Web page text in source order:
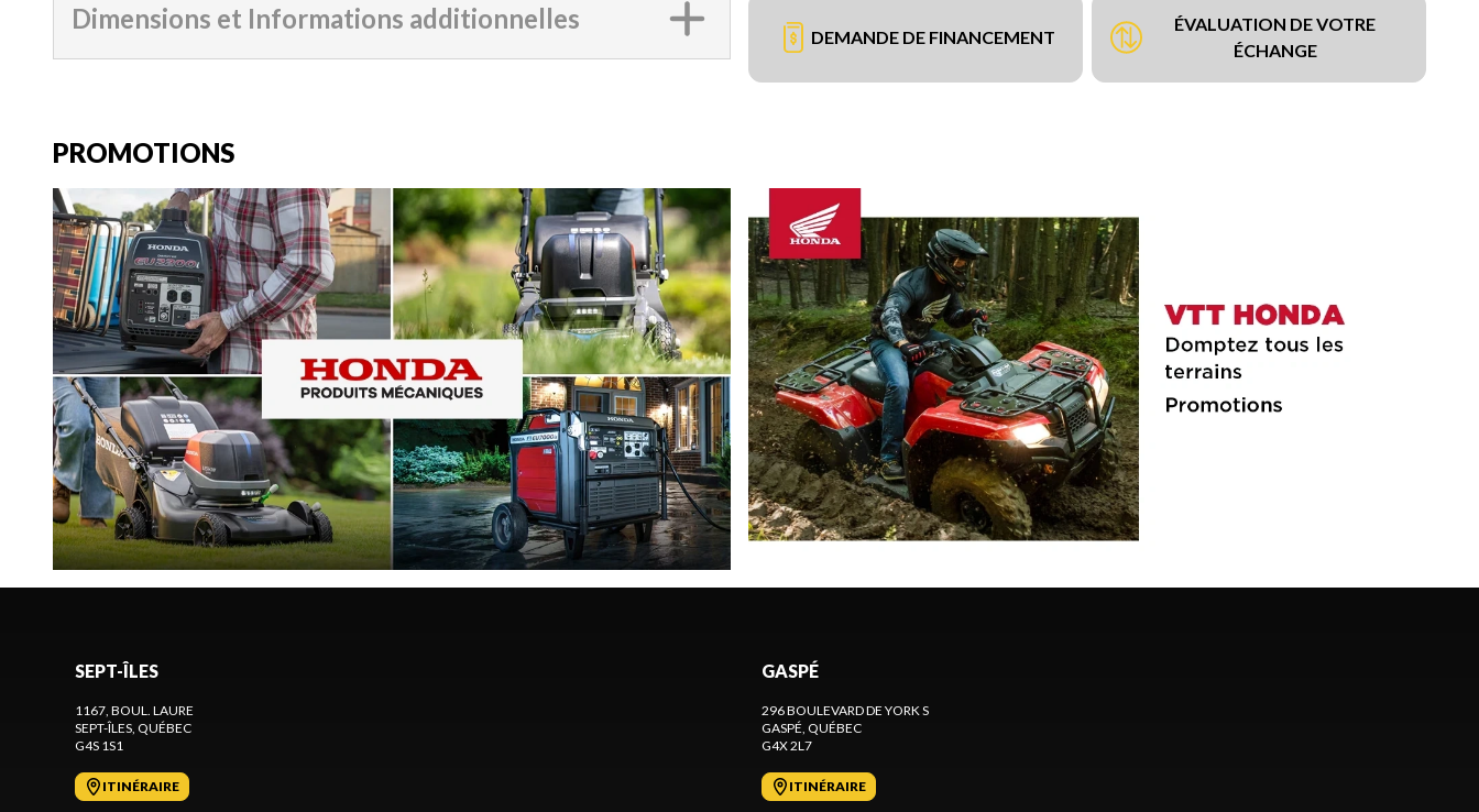
DEMANDE DE FINANCEMENT
ÉVALUATION DE VOTRE
ÉCHANGE
Dimensions et Informations additionnelles
PROMOTIONS
SEPT-ÎLES
1167, BOUL. LAURE
SEPT-ÎLES , QUÉBEC
G4S 1S1
ITINÉRAIRE
GASPÉ
296 BOULEVARD DE YORK S
GASPÉ , QUÉBEC
G4X 2L7
ITINÉRAIRE